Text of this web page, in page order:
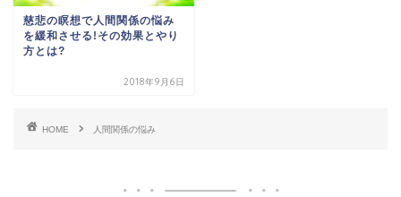
慈悲の瞑想で人間関係の悩み
を緩和させる!その効果とやり
方とは?
2018年9月6日
HOME 人間関係の悩み